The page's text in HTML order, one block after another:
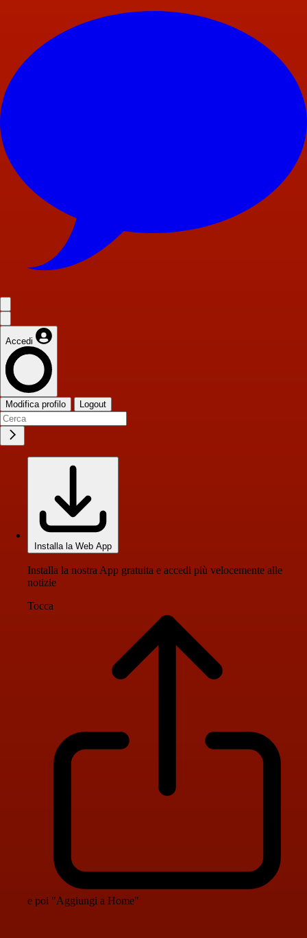
Accedi
Modifica profilo Logout
Installa la Web App
Installa la nostra App gratuita e accedi più velocemente alle
notizie
Tocca
e poi "Aggiungi a Home"